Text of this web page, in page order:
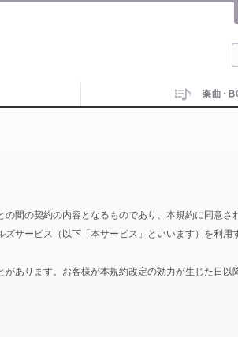
間の契約の内容となるものであり、本規約に同意
サービス（以下「本サービス」といいます）を利
あります。お客様が本規約改定の効力が生じた日